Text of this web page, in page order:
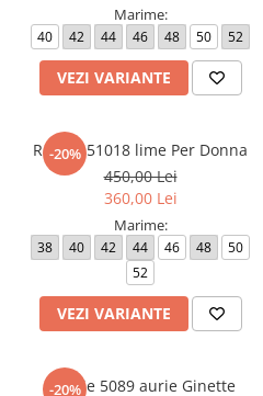
Marime:
40 42 44 46 48 50 52
VEZI VARIANTE
-20%
Rochie 51018 lime Per Donna
450,00 Lei
360,00 Lei
Marime:
38 40 42 44 46 48
50
52
VEZI VARIANTE
-20%
Rochie 5089 aurie Ginette